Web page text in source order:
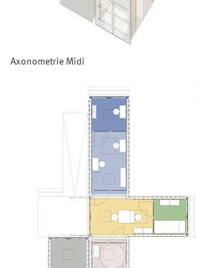
Axonometrie Midi